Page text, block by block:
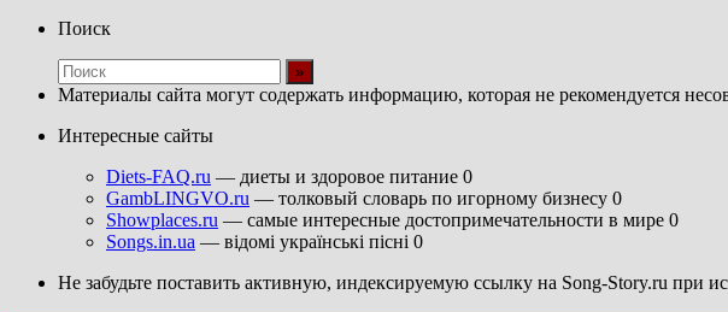
Поиск
Материалы сайта могут содержать информацию, которая не рекомендуется
Интересные сайты
Diets-FAQ.ru — диеты и здоровое питание 0
GambLINGVO.ru — толковый словарь по игорному бизнесу 0
Showplaces.ru — самые интересные достопримечательности в мире 0
Songs.in.ua — відомі українські пісні 0
Не забудьте поставить активную, индексируемую ссылку на Song-Story.ru при